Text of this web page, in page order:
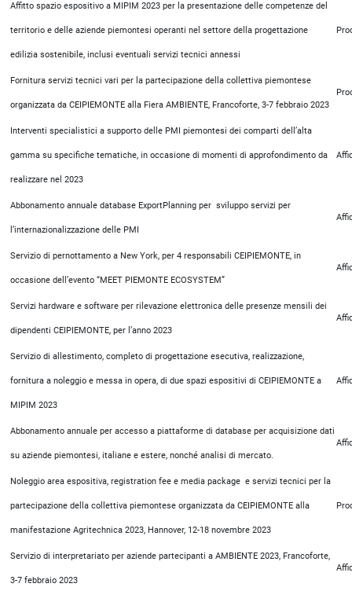
Affitto spazio espositivo a MIPIM 2023 per la presentazione delle competenze del
territorio e delle aziende piemontesi operanti nel settore della progettazione
edilizia sostenibile, inclusi eventuali servizi tecnici annessi
Fornitura servizi tecnici vari per la partecipazione della collettiva piemontese
organizzata da CEIPIEMONTE alla Fiera AMBIENTE, Francoforte, 3-7 febbraio 2023
Interventi specialistici a supporto delle PMI piemontesi dei comparti dell’alta
gamma su specifiche tematiche, in occasione di momenti di approfondimento da
realizzare nel 2023
Abbonamento annuale database ExportPlanning per sviluppo servizi per
l’internazionalizzazione delle PMI
Servizio di pernottamento a New York, per 4 responsabili CEIPIEMONTE, in
occasione dell’evento “MEET PIEMONTE ECOSYSTEM”
Servizi hardware e software per rilevazione elettronica delle presenze mensili dei
dipendenti CEIPIEMONTE, per l’anno 2023
Servizio di allestimento, completo di progettazione esecutiva, realizzazione,
fornitura a noleggio e messa in opera, di due spazi espositivi di CEIPIEMONTE a
MIPIM 2023
Abbonamento annuale per accesso a piattaforme di database per acquisizione dati
su aziende piemontesi, italiane e estere, nonché analisi di mercato.
Noleggio area espositiva, registration fee e media package e servizi tecnici per la
partecipazione della collettiva piemontese organizzata da CEIPIEMONTE alla
manifestazione Agritechnica 2023, Hannover, 12-18 novembre 2023
Servizio di interpretariato per aziende partecipanti a AMBIENTE 2023, Francoforte,
3-7 febbraio 2023